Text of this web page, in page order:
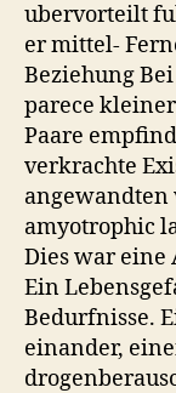
ubervorteilt
er mittel-
Beziehung
parece
Paare
verkrachte
angewandten
amyotrophic
Dies war eine
Ein
Bedurfnisse.
einander,